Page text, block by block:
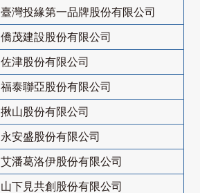
臺灣投緣第一品牌股份有限公司
僑茂建設股份有限公司
佐津股份有限公司
福泰聯亞股份有限公司
揪山股份有限公司
永安盛股份有限公司
艾潘葛洛伊股份有限公司
山下見共創股份有限公司